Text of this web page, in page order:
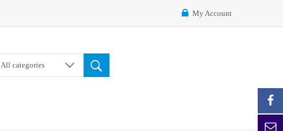
My Account
All categories